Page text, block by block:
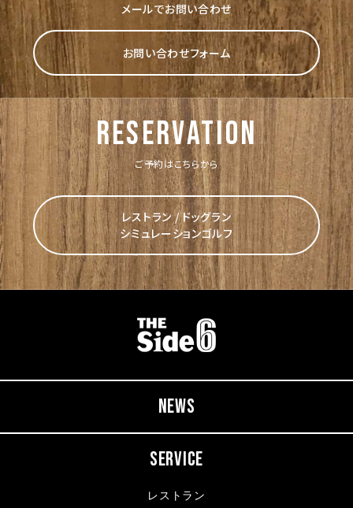
メールでお問い合わせ
お問い合わせフォーム
reservation
ご予約はこちらから
レストラン / ドッグラン
シミュレーションゴルフ
NEWS
SERVICE
レストラン